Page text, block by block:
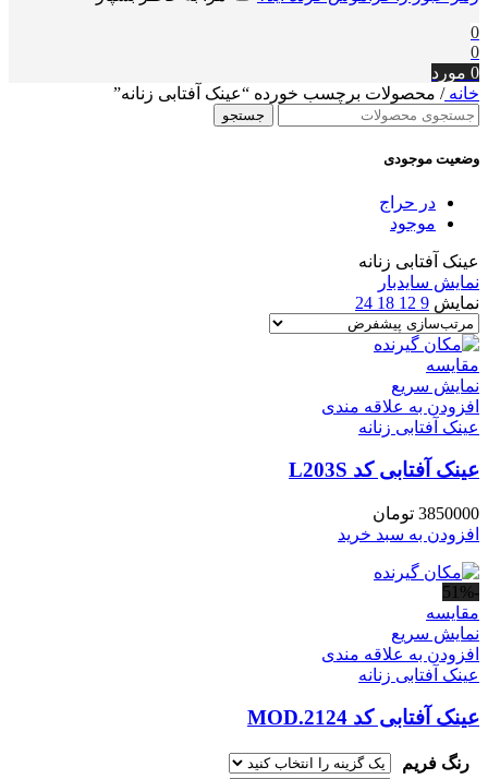
0
0
0 مورد
خانه/ محصولات برچسب خورده “عینک آفتابی زنانه”
جستجو
وضعیت موجودی
در حراج
موجود
عینک آفتابی زنانه
نمایش سایدبار
نمایش 9
12
18
24
مقايسه
نمایش سریع
افزودن به علاقه مندی
عینک آفتابی زنانه
عینک آفتابی کد L203S
3850000 تومان
افزودن به سبد خرید
-51%
مقايسه
نمایش سریع
افزودن به علاقه مندی
عینک آفتابی زنانه
عینک آفتابی کد MOD.2124
رنگ فریم